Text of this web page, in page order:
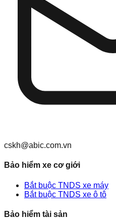
cskh@abic.com.vn
Bảo hiểm xe cơ giới
Bắt buộc TNDS xe máy
Bắt buộc TNDS xe ô tô
Bảo hiểm tài sản